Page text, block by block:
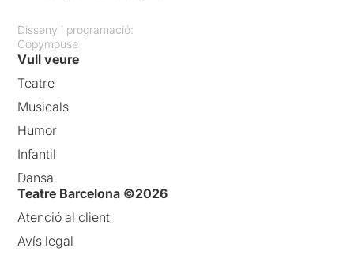
Disseny i programació:
Copymouse
Vull veure
Teatre
Musicals
Humor
Infantil
Dansa
Teatre Barcelona ©2026
Atenció al client
Avís legal